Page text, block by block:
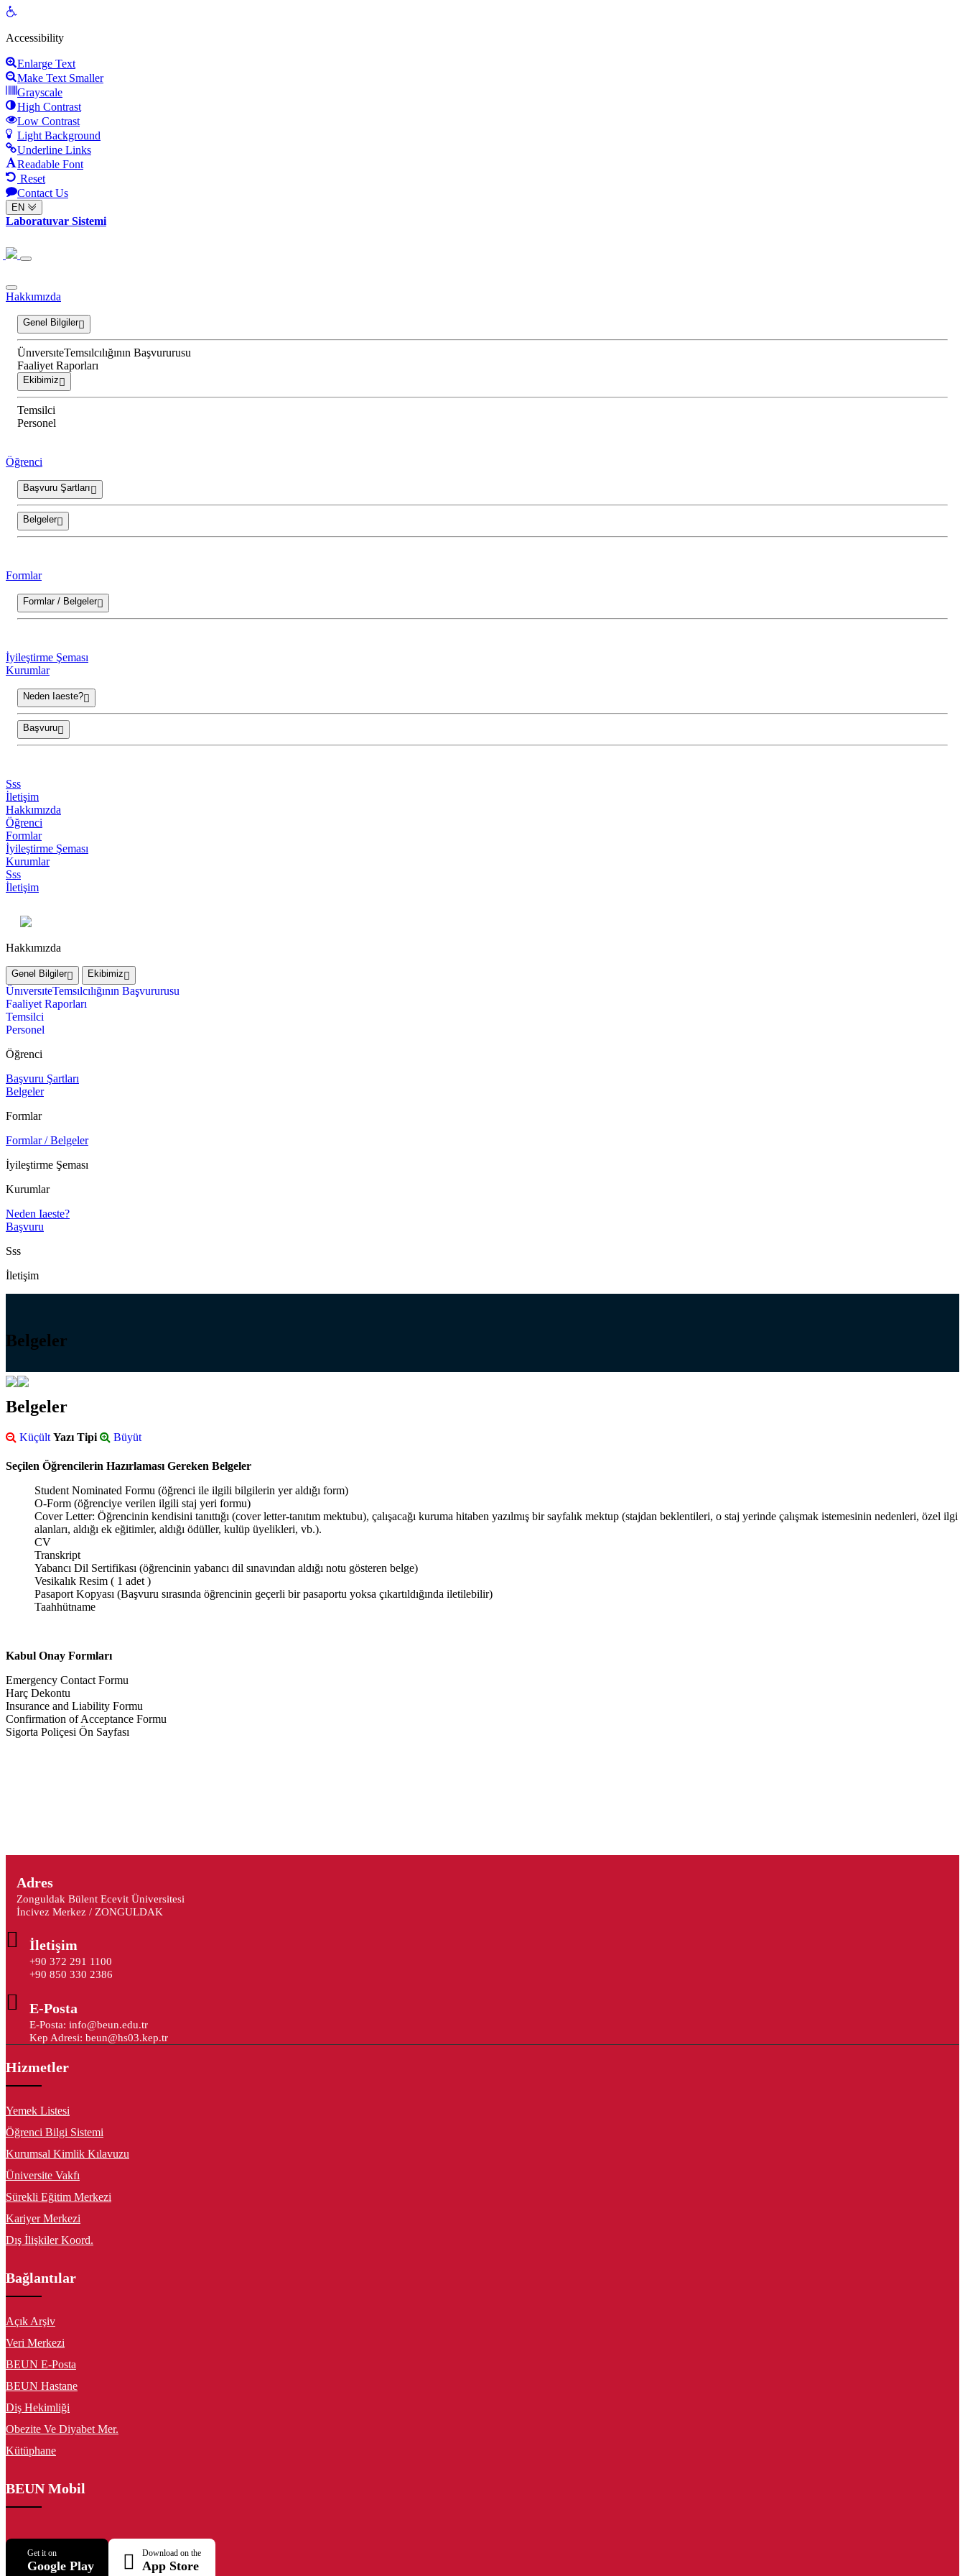
Open
Accessibility
Enlarge Text
Make Text Smaller
Grayscale
High Contrast
Low Contrast
Light Background
Underline Links
Readable Font
Reset
Contact Us
EN
Laboratuvar Sistemi
Hakkımızda
Genel Bilgiler
ÜnıversıteTemsılcılığının Başvururusu
Faaliyet Raporları
Ekibimiz
Temsilci
Personel
Öğrenci
Başvuru Şartları
Belgeler
Formlar
Formlar / Belgeler
İyileştirme Şeması
Kurumlar
Neden Iaeste?
Başvuru
Sss
İletişim
Hakkımızda
Öğrenci
Formlar
İyileştirme Şeması
Kurumlar
Sss
İletişim
Hakkımızda
Genel Bilgiler Ekibimiz
ÜnıversıteTemsılcılığının Başvururusu
Faaliyet Raporları
Temsilci
Personel
Öğrenci
Başvuru Şartları
Belgeler
Formlar
Formlar / Belgeler
İyileştirme Şeması
Kurumlar
Neden Iaeste?
Başvuru
Sss
İletişim
Belgeler
Belgeler
Küçült Yazı Tipi Büyüt
Seçilen Öğrencilerin Hazırlaması Gereken Belgeler
Student Nominated Formu (öğrenci ile ilgili bilgilerin yer aldığı form)
O-Form (öğrenciye verilen ilgili staj yeri formu)
Cover Letter: Öğrencinin kendisini tanıttığı (cover letter-tanıtım mektubu), çalışacağı kuruma hitaben yazılmış bir sayfalık mektup (stajdan beklentileri, o staj yerinde çalışmak istemesinin nedenleri, özel ilgi
alanları, aldığı ek eğitimler, aldığı ödüller, kulüp üyelikleri, vb.).
CV
Transkript
Yabancı Dil Sertifikası (öğrencinin yabancı dil sınavından aldığı notu gösteren belge)
Vesikalık Resim ( 1 adet )
Pasaport Kopyası (Başvuru sırasında öğrencinin geçerli bir pasaportu yoksa çıkartıldığında iletilebilir)
Taahhütname
Kabul Onay Formları
Emergency Contact Formu
Harç Dekontu
Insurance and Liability Formu
Confirmation of Acceptance Formu
Sigorta Poliçesi Ön Sayfası
Adres
Zonguldak Bülent Ecevit Üniversitesi
İncivez Merkez / ZONGULDAK
İletişim
+90 372 291 1100
+90 850 330 2386
E-Posta
E-Posta: info@beun.edu.tr
Kep Adresi: beun@hs03.kep.tr
Hizmetler
Yemek Listesi
Öğrenci Bilgi Sistemi
Kurumsal Kimlik Kılavuzu
Üniversite Vakfı
Sürekli Eğitim Merkezi
Kariyer Merkezi
Dış İlişkiler Koord.
Bağlantılar
Açık Arşiv
Veri Merkezi
BEUN E-Posta
BEUN Hastane
Diş Hekimliği
Obezite Ve Diyabet Mer.
Kütüphane
BEUN Mobil
Get it on
Google Play
Download on the
App Store